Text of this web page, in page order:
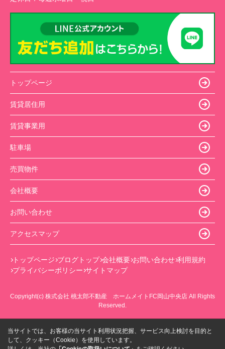
トップページ
賃貸居住用
賃貸事業用
駐車場
売買物件
会社概要
お問い合わせ
アクセスマップ
トップページ ブログトップ 会社概要 お問い合わせ 利用規約
プライバシーポリシー サイトマップ
Copyright(c) 株式会社 桃太郎不動産 ホームメイトFC岡山中央店 All Rights
Reserved.
当サイトでは、お客様の当サイト利用状況把握、サービス向上検討を目的と
して、クッキー（Cookie）を使用しています。